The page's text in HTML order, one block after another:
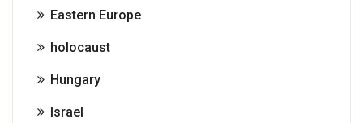
Eastern Europe
holocaust
Hungary
Israel